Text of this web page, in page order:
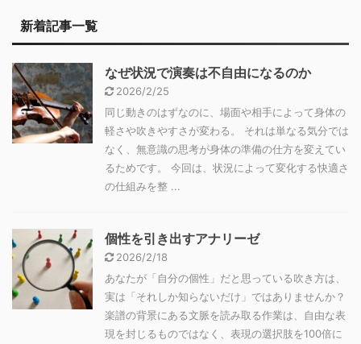
新着記事一覧
なぜ状況で演奏は不自由になるのか
2026/2/25
同じ動きのはずなのに、場面や相手によって身体の
軽さや吹きやすさが変わる。 それは単なる気分では
なく、無意識の思考が身体の準備の仕方を変えてい
るためです。 今回は、状況によって変化する快適さ
の仕組みを整 ...
個性を引き出すアナリーゼ
2026/2/18
あなたが「自分の個性」だと思っている吹き方は、
実は「それしか知らないだけ」ではありませんか？
楽譜の背景にある文脈を読み取る作業は、自由な表
現を封じるものではなく、表現の選択肢を100倍に